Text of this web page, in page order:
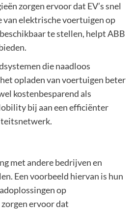
zorgen ervoor dat EV’s snel
van elektrische voertuigen op
te stellen, helpt ABB
die naadloos
opladen van voertuigen beter
kostenbesparend als
bij aan een efficiënter
met andere bedrijven en
Een voorbeeld hiervan is hun
op
ervoor dat